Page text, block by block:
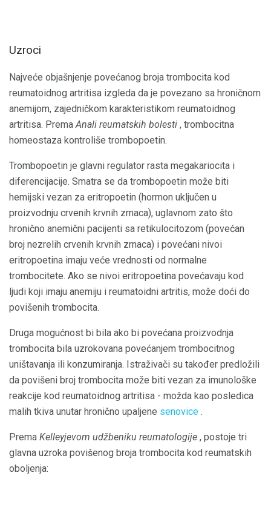
Uzroci
Najveće objašnjenje povećanog broja trombocita kod
reumatoidnog artritisa izgleda da je povezano sa hroničnom
anemijom, zajedničkom karakteristikom reumatoidnog
artritisa. PremaAnali reumatskih bolesti , trombocitna
homeostaza kontroliše trombopoetin.
Trombopoetin je glavni regulator rasta megakariocita i
diferencijacije. Smatra se da trombopoetin može biti
hemijski vezan za eritropoetin (hormon uključen u
proizvodnju crvenih krvnih zrnaca), uglavnom zato što
hronično anemični pacijenti sa retikulocitozom (povećan
broj nezrelih crvenih krvnih zrnaca) i povećani nivoi
eritropoetina imaju veće vrednosti od normalne
trombocitete. Ako se nivoi eritropoetina povećavaju kod
ljudi koji imaju anemiju i reumatoidni artritis, može doći do
povišenih trombocita.
Druga mogućnost bi bila ako bi povećana proizvodnja
trombocita bila uzrokovana povećanjem trombocitnog
uništavanja ili konzumiranja. Istraživači su također predložili
da povišeni broj trombocita može biti vezan za imunološke
reakcije kod reumatoidnog artritisa - možda kao posledica
malih tkiva unutar hronično upaljene senovice .
Prema Kelleyjevom udžbeniku reumatologije , postoje tri
glavna uzroka povišenog broja trombocita kod reumatskih
oboljenja: